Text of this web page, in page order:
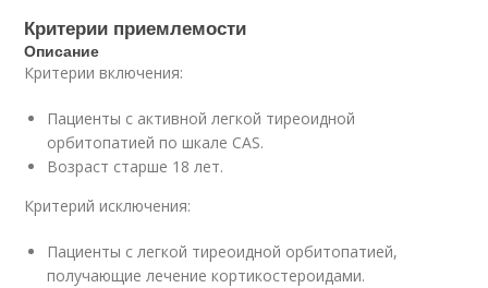
Критерии приемлемости
Описание
Критерии включения:
Пациенты с активной легкой тиреоидной
орбитопатией по шкале CAS.
Возраст старше 18 лет.
Критерий исключения:
Пациенты с легкой тиреоидной орбитопатией,
получающие лечение кортикостероидами.